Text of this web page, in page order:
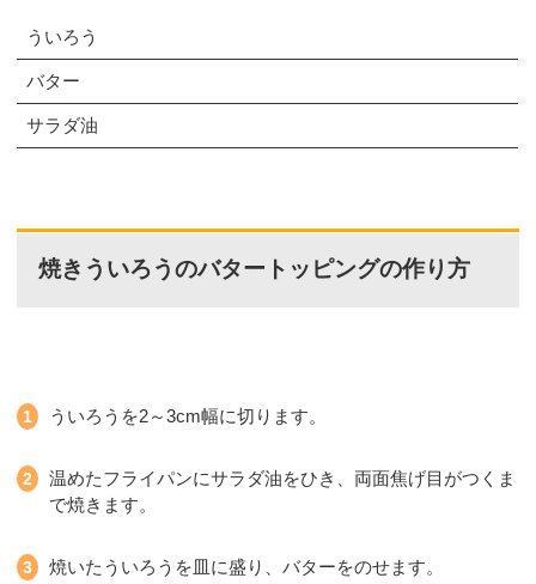
ういろう
バター
サラダ油
焼きういろうのバタートッピングの作り方
ういろうを2～3cm幅に切ります。
温めたフライパンにサラダ油をひき、両面焦げ目がつくま
で焼きます。
焼いたういろうを皿に盛り、バターをのせます。